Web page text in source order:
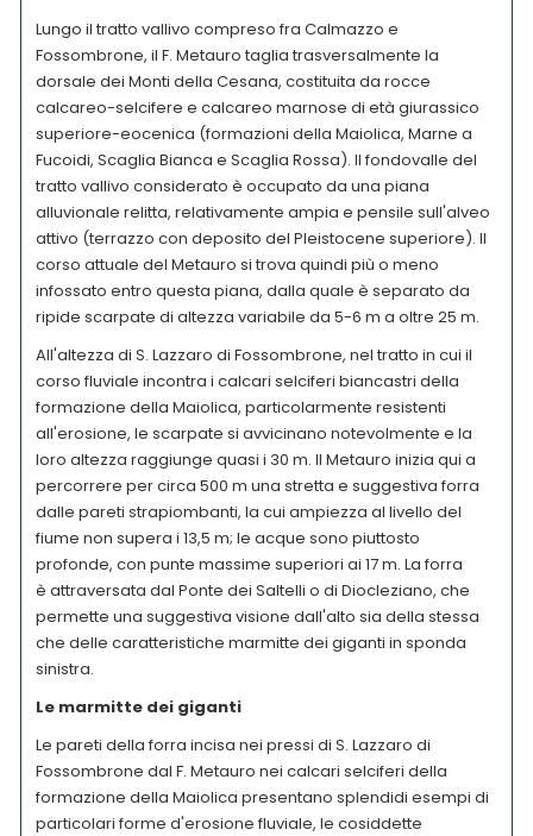
Lungo il tratto vallivo compreso fra Calmazzo e
Fossombrone, il F. Metauro taglia trasversalmente la
dorsale dei Monti della Cesana, costituita da rocce
calcareo-selcifere e calcareo marnose di età giurassico
superiore-eocenica (formazioni della Maiolica, Marne a
Fucoidi, Scaglia Bianca e Scaglia Rossa). Il fondovalle del
tratto vallivo considerato è occupato da una piana
alluvionale relitta, relativamente ampia e pensile sull'alveo
attivo (terrazzo con deposito del Pleistocene superiore). Il
corso attuale del Metauro si trova quindi più o meno
infossato entro questa piana, dalla quale è separato da
ripide scarpate di altezza variabile da 5-6 m a oltre 25 m.
All'altezza di S. Lazzaro di Fossombrone, nel tratto in cui il
corso fluviale incontra i calcari selciferi biancastri della
formazione della Maiolica, particolarmente resistenti
all'erosione, le scarpate si avvicinano notevolmente e la
loro altezza raggiunge quasi i 30 m. Il Metauro inizia qui a
percorrere per circa 500 m una stretta e suggestiva forra
dalle pareti strapiombanti, la cui ampiezza al livello del
fiume non supera i 13,5 m; le acque sono piuttosto
profonde, con punte massime superiori ai 17 m. La forra
è attraversata dal Ponte dei Saltelli o di Diocleziano, che
permette una suggestiva visione dall'alto sia della stessa
che delle caratteristiche marmitte dei giganti in sponda
sinistra.
Le marmitte dei giganti
Le pareti della forra incisa nei pressi di S. Lazzaro di
Fossombrone dal F. Metauro nei calcari selciferi della
formazione della Maiolica presentano splendidi esempi di
particolari forme d'erosione fluviale, le cosiddette